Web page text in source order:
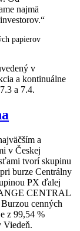
najmä
papierov
v
a kontinuálne
a 7.4.
a
v Českej
tvorí skupinu
burze Centrálny
PX ďalej
CENTRAL
cenných
z 99,54 %
Viedeň.